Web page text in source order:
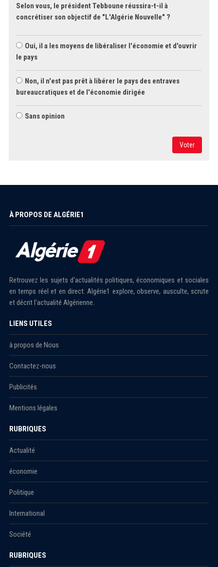
Selon vous, le président Tebboune réussira-t-il à
concrétiser son objectif de "L'Algérie Nouvelle" ?
Oui, il a les moyens de libéraliser l'économie et d'ouvrir
le pays
Non, il n'est pas prêt à libérer le pays des entraves
bureaucratiques et de l'économie dirigée
Sans opinion
Voter
À PROPOS DE ALGÉRIE1
Retrouvez les sujets d'actualités politiques, économiques et sociales
en temps réel et en direct. Algérie1 explore, observe, ausculte, scrute
et décrit l'actualité Algérienne.
LIENS UTILES
à propos de Nous
Contactez-nous
Publicités
Mentions légales
RUBRIQUES
Actualité
économie
Politique
International
Société
RUBRIQUES